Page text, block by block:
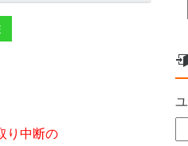
り中断の